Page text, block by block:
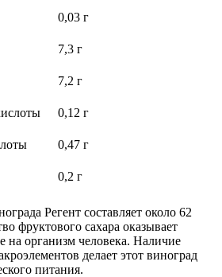
0,03 г
7,3 г
7,2 г
0,12 г
0,47 г
0,2 г
Регент составляет около 62
фруктового сахара оказывает
на организм человека. Наличие
делает этот виноград
питания.